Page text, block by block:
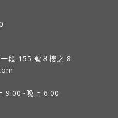
段 155 號８樓之 8
9:00~晚上 6:00